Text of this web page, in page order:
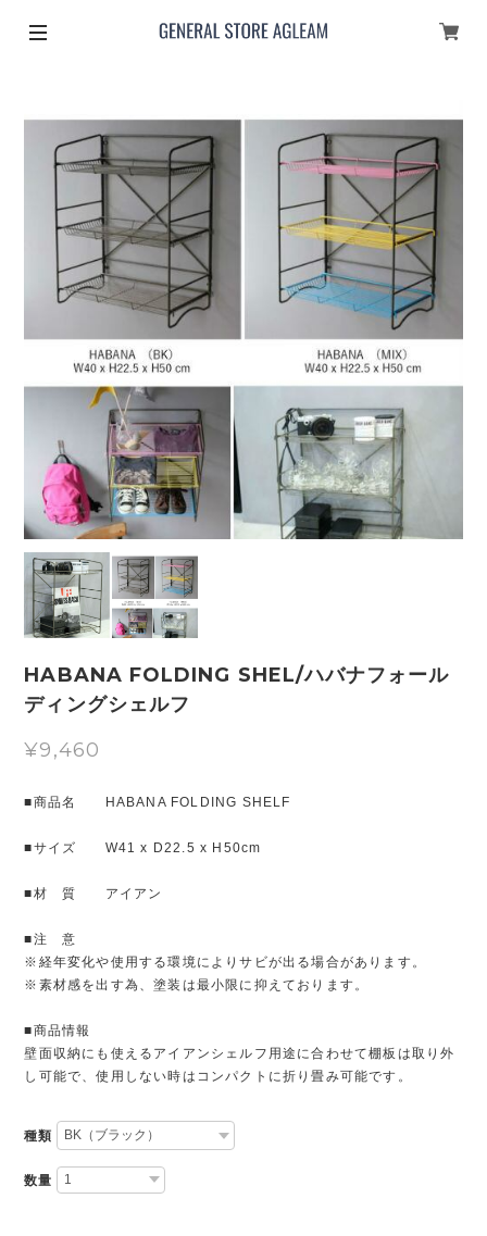
HABANA FOLDING SHEL/ハバナフォール
ディングシェルフ
¥9,460
■商品名 HABANA FOLDING SHELF
■サイズ W41 x D22.5 x H50cm
■材 質 アイアン
■注 意
※経年変化や使用する環境によりサビが出る場合があります。
※素材感を出す為、塗装は最小限に抑えております。
■商品情報
壁面収納にも使えるアイアンシェルフ用途に合わせて棚板は取り外
し可能で、使用しない時はコンパクトに折り畳み可能です。
種類
数量